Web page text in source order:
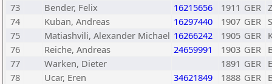
73
Bender, Felix 16215656 1911 GER
74
Kuban, Andreas 16297440 1907 GER
75
Matiashvili, Alexander Michael 16266242 1905 GER
76
Reiche, Andreas 24659991 1903 GER
77
Warken, Dieter 1891 GER
78
Ucar, Eren 34621849 1888 GER